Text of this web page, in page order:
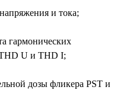
и тока;
гармонических
U и THD I;
дозы фликера PST и